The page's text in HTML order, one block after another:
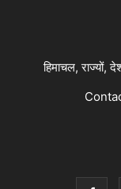
हिमाचल, राज्यों,